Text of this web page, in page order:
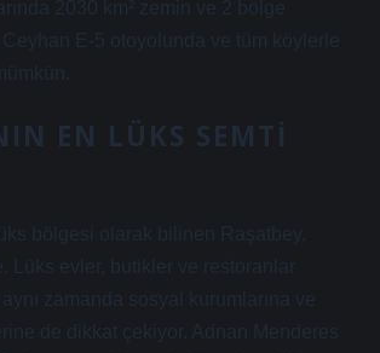
2030 km² zemin ve 2 bölge
Ceyhan E-5 otoyolunda ve tüm köylerle
EN LÜKS SEMTI
bölgesi olarak bilinen Raşatbey,
Lüks evler, butikler ve restoranlar
zamanda sosyal kurumlarına ve
de dikkat çekiyor. Adnan Menderes